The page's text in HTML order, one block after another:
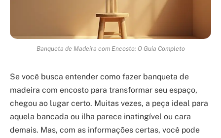
Banqueta de Madeira com Encosto: O Guia Completo
Se você busca entender como fazer banqueta de
madeira com encosto para transformar seu espaço,
chegou ao lugar certo. Muitas vezes, a peça ideal para
aquela bancada ou ilha parece inatingível ou cara
demais. Mas, com as informações certas, você pode